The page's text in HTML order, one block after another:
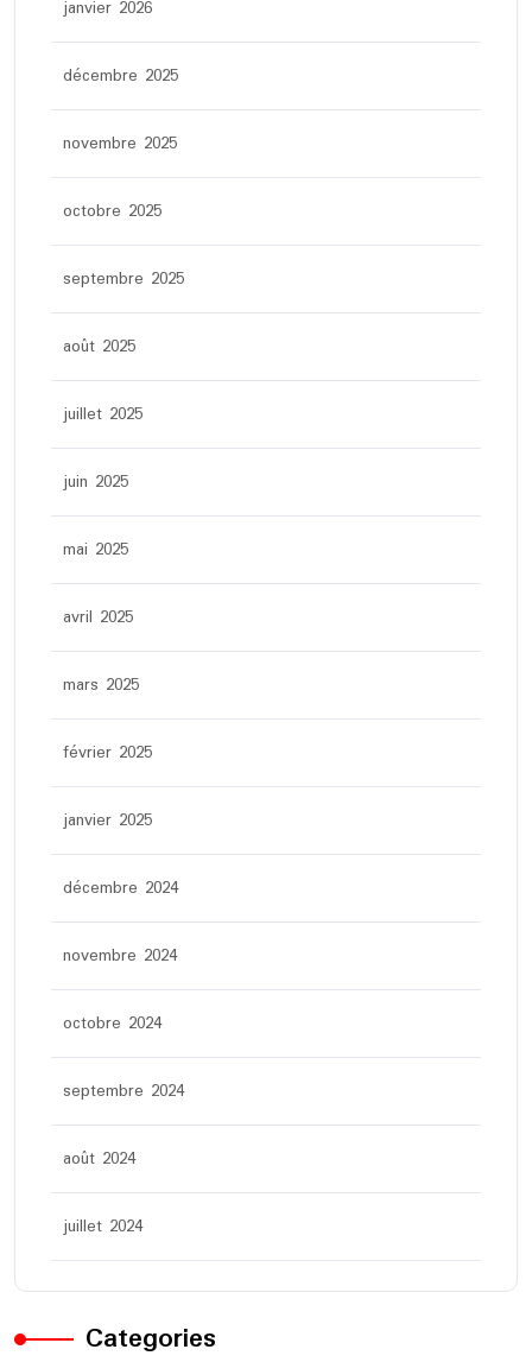
janvier 2026
décembre 2025
novembre 2025
octobre 2025
septembre 2025
août 2025
juillet 2025
juin 2025
mai 2025
avril 2025
mars 2025
février 2025
janvier 2025
décembre 2024
novembre 2024
octobre 2024
septembre 2024
août 2024
juillet 2024
Categories